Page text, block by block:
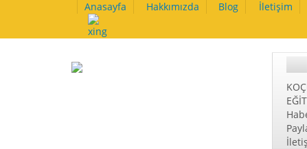
Anasayfa Hakkımızda Blog İletişim